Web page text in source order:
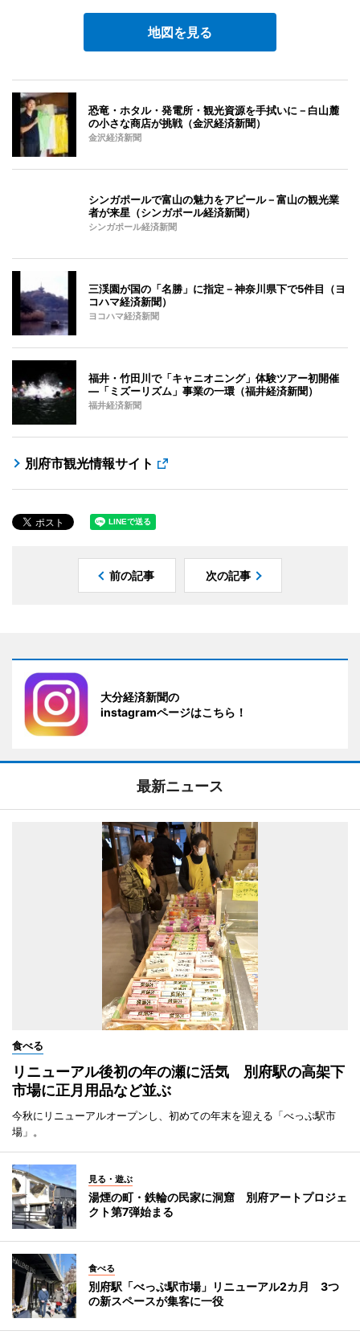
地図を見る
恐竜・ホタル・発電所・観光資源を手拭いに－白山麓
の小さな商店が挑戦（金沢経済新聞）
金沢経済新聞
シンガポールで富山の魅力をアピール－富山の観光業
者が来星（シンガポール経済新聞）
シンガポール経済新聞
三渓園が国の「名勝」に指定－神奈川県下で5件目（ヨ
コハマ経済新聞）
ヨコハマ経済新聞
福井・竹田川で「キャニオニング」体験ツアー初開催
―「ミズーリズム」事業の一環（福井経済新聞）
福井経済新聞
別府市観光情報サイト
前の記事 次の記事
大分経済新聞の
instagramページはこちら！
最新ニュース
食べる
リニューアル後初の年の瀬に活気 別府駅の高架下
市場に正月用品など並ぶ
今秋にリニューアルオープンし、初めての年末を迎える「べっぷ駅市
場」。
見る・遊ぶ
湯煙の町・鉄輪の民家に洞窟 別府アートプロジェ
クト第7弾始まる
食べる
別府駅「べっぷ駅市場」リニューアル2カ月 3つ
の新スペースが集客に一役